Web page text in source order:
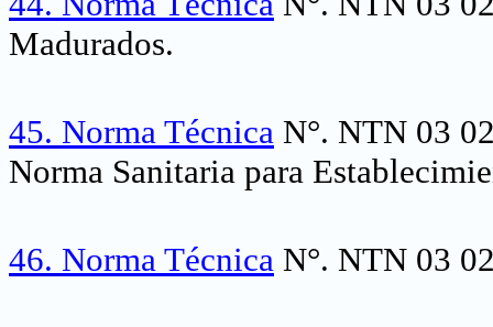
Madurados.
45. Norma Técnica N°. NTN 03
Norma Sanitaria para
46. Norma Técnica N°. NTN 03